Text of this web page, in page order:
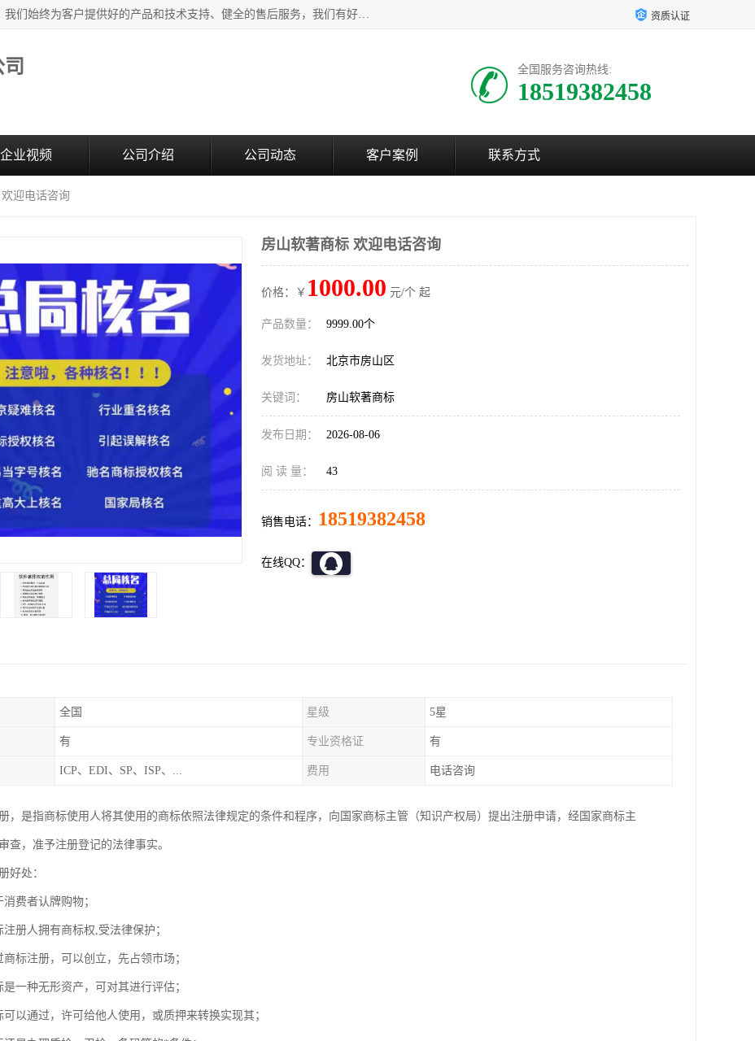
北京企铭星科技有限公司主要经营国家局疑难核名服务。我们始终为客户提供好的产品和技术支持、健全的售后服务，我们有好的产品和专业的销售和技术团队，我公司属于北京企业管理及投资咨询黄页行业，如果您对我公司的产品服务有兴趣，期待您在线留言或者来电咨询。 资质认证
全国服务咨询热线:
18519382458
企业视频 公司介绍 公司动态 客户案例 联系方式
迎电话咨询
房山软著商标 欢迎电话咨询
价格：￥ 1000.00 元/个 起
产品数量： 9999.00个
发货地址： 北京市房山区
关键词： 房山软著商标
发布日期： 2026-08-06
阅 读 量： 43
销售电话： 18519382458
在线QQ：
全国 星级 5星
有 专业资格证 有
ICP、EDI、SP、ISP、... 费用 电话咨询
，是指商标使用人将其使用的商标依照法律规定的条件和程序，向国家商标主管（知识产权局）提出注册申请，经国家商标主
查，准予注册登记的法律事实。
好处：
消费者认牌购物；
注册人拥有商标权,受法律保护；
商标注册，可以创立，先占领市场；
是一种无形资产，可对其进行评估；
可以通过，许可给他人使用，或质押来转换实现其；